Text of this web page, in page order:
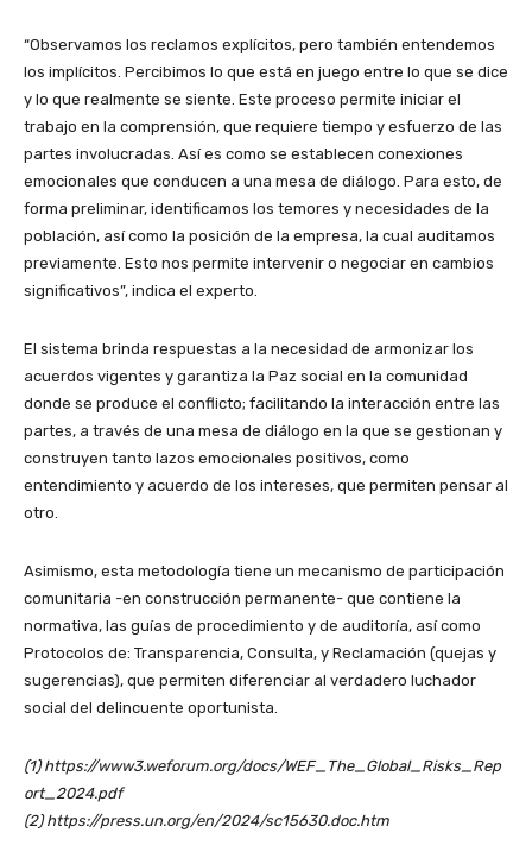
“Observamos los reclamos explícitos, pero también entendemos
los implícitos. Percibimos lo que está en juego entre lo que se dice
y lo que realmente se siente. Este proceso permite iniciar el
trabajo en la comprensión, que requiere tiempo y esfuerzo de las
partes involucradas. Así es como se establecen conexiones
emocionales que conducen a una mesa de diálogo. Para esto, de
forma preliminar, identificamos los temores y necesidades de la
población, así como la posición de la empresa, la cual auditamos
previamente. Esto nos permite intervenir o negociar en cambios
significativos”, indica el experto.
El sistema brinda respuestas a la necesidad de armonizar los
acuerdos vigentes y garantiza la Paz social en la comunidad
donde se produce el conflicto; facilitando la interacción entre las
partes, a través de una mesa de diálogo en la que se gestionan y
construyen tanto lazos emocionales positivos, como
entendimiento y acuerdo de los intereses, que permiten pensar al
otro.
Asimismo, esta metodología tiene un mecanismo de participación
comunitaria -en construcción permanente- que contiene la
normativa, las guías de procedimiento y de auditoría, así como
Protocolos de: Transparencia, Consulta, y Reclamación (quejas y
sugerencias), que permiten diferenciar al verdadero luchador
social del delincuente oportunista.
(1) https://www3.weforum.org/docs/WEF_The_Global_Risks_Rep
ort_2024.pdf
(2) https://press.un.org/en/2024/sc15630.doc.htm